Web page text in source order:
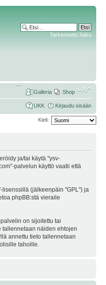
Tarkennettu haku
Shop
Galleria
UKK Kirjaudu sisään
Kieli:
ja/tai käytä "ysv-
palvelun käyttö vaatii että
lisenssillä (jälkeenpäin "GPL") ja
phpBB:stä vieraile
on sijoitettu tai
tallennetaan näiden ehtojen
annettu tieto tallennetaan
tahoille.